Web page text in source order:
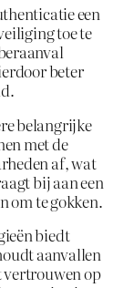
een
toe te
beter
belangrijke
met de
af, wat
bij aan een
om te gokken.
biedt
aanvallen
op